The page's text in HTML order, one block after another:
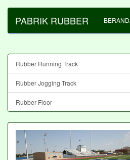
PABRIK RUBBER
Rubber Running Track
Rubber Jogging Track
Rubber Floor